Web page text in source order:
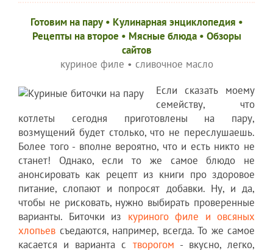
Готовим на пару• Кулинарная энциклопедия •
Рецепты на второе • Мясные блюда• Обзоры
сайтов
куриное филе • сливочное масло
Если сказать моему
семейству, что
котлеты сегодня приготовлены на пару,
возмущений будет столько, что не переслушаешь.
Более того - вполне вероятно, что и есть никто не
станет! Однако, если то же самое блюдо не
анонсировать как рецепт из книги про здоровое
питание, слопают и попросят добавки. Ну, и да,
чтобы не рисковать, нужно выбирать проверенные
варианты. Биточки из куриного филе и овсяных
хлопьев съедаются, например, всегда. То же самое
касается и варианта с творогом - вкусно, легко,